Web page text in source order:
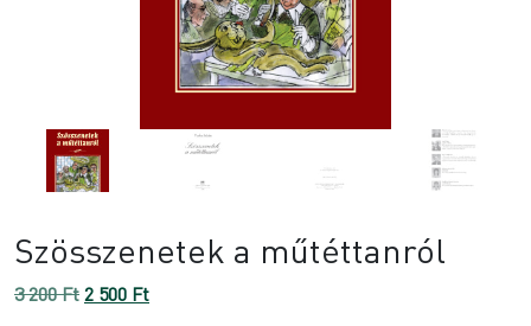
Szösszenetek a műtéttanról
3 200FtOriginal
2 500 FtCurrent